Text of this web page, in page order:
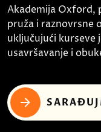
Akademija Oxford,
pruža i raznovrsne
uključujući kurseve
usavršavanje i